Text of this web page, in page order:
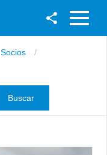
Socios